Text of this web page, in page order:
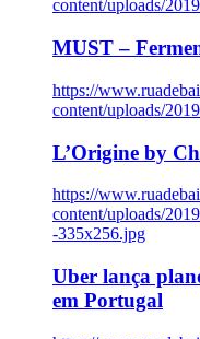
content/uploads/
MUST –
https://
content/uploads/
L’Origine by
https://
content/uploads/
-335x256.jpg
Uber lança
em Portugal